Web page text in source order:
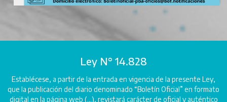
Ley N° 14.828
Establécese, a partir de la entrada en vigencia de la presente Ley,
que la publicación del diario denominado “Boletín Oficial” en formato
digital en la página web (...), revistará carácter de oficial y auténtico